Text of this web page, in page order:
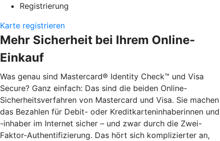
Registrierung
Karte registrieren
Mehr Sicherheit bei Ihrem Online-
Einkauf
Was genau sind Mastercard® Identity Check™ und Visa
Secure? Ganz einfach: Das sind die beiden Online-
Sicherheitsverfahren von Mastercard und Visa. Sie machen
das Bezahlen für Debit- oder Kreditkarteninhaberinnen und
-inhaber im Internet sicher – und zwar durch die Zwei-
Faktor-Authentifizierung. Das hört sich komplizierter an,